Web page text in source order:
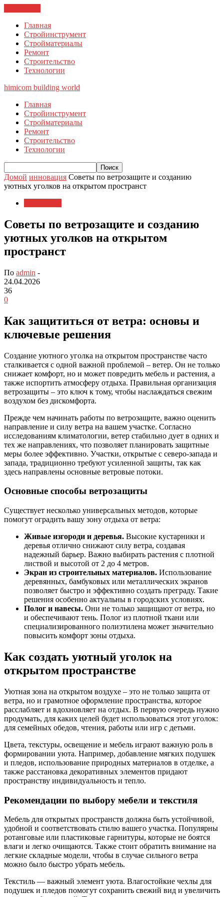
Главная
Стройинструмент
Стройматериалы
Ремонт
Строительство
Технологии
himicom building world
Главная
Стройинструмент
Стройматериалы
Ремонт
Строительство
Технологии
Домой инновация Советы по ветрозащите и созданию
уютных уголков на открытом пространст
Советы по ветрозащите и созданию
уютных уголков на открытом
пространст
По admin -
24.04.2026
36
0
Как защититься от ветра: основы и
ключевые решения
Создание уютного уголка на открытом пространстве часто
сталкивается с одной важной проблемой – ветер. Он не только
снижает комфорт, но и может повредить мебель и растения, а
также испортить атмосферу отдыха. Правильная организация
ветрозащиты – это ключ к тому, чтобы наслаждаться свежим
воздухом без дискомфорта.
Прежде чем начинать работы по ветрозащите, важно оценить
направление и силу ветра на вашем участке. Согласно
исследованиям климатологии, ветер стабильно дует в одних и
тех же направлениях, что позволяет планировать защитные
меры более эффективно. Участки, открытые с северо-запада и
запада, традиционно требуют усиленной защиты, так как
здесь направлены основные ветровые потоки.
Основные способы ветрозащиты
Существует несколько универсальных методов, которые
помогут оградить вашу зону отдыха от ветра:
Живые изгороди и деревья. Высокие кустарники и
деревья отлично снижают силу ветра, создавая
надежный барьер. Важно выбирать растения с плотной
листвой и высотой от 2 до 4 метров.
Экран из строительных материалов. Использование
деревянных, бамбуковых или металлических экранов
позволяет быстро и эффективно создать преграду. Такие
решения особенно актуальны в городских условиях.
Полог и навесы. Они не только защищают от ветра, но
и обеспечивают тень. Полог из плотной ткани или
специализированного полиэтилена может значительно
повысить комфорт зоны отдыха.
Как создать уютный уголок на
открытом пространстве
Уютная зона на открытом воздухе – это не только защита от
ветра, но и грамотное оформление пространства, которое
расслабляет и вдохновляет на отдых. В первую очередь нужно
продумать, для каких целей будет использоваться этот уголок:
для семейных обедов, чтения, работы или игр с детьми.
Цвета, текстуры, освещение и мебель играют важную роль в
формировании уюта. Например, добавление мягких подушек
и пледов, использование природных материалов в отделке, а
также расстановка декоративных элементов придают
пространству индивидуальность и тепло.
Рекомендации по выбору мебели и текстиля
Мебель для открытых пространств должна быть устойчивой,
удобной и соответствовать стилю вашего участка. Популярны
ротанговые или пластиковые гарнитуры, которые не боятся
влаги и легко очищаются. Также стоит обратить внимание на
легкие складные модели, чтобы в случае сильного ветра
можно было быстро убрать мебель.
Текстиль — важный элемент уюта. Влагостойкие чехлы для
подушек и пледов помогут сохранить свежий вид и увеличить